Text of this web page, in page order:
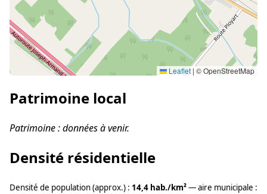
Leaflet | © OpenStreetMap
Patrimoine local
Patrimoine : données à venir.
Densité résidentielle
Densité de population (approx.) : 14,4 hab./km²— aire municipale :